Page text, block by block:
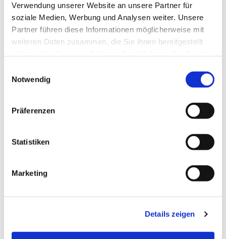
Verwendung unserer Website an unsere Partner für
soziale Medien, Werbung und Analysen weiter. Unsere
Partner führen diese Informationen möglicherweise mit
weiteren Daten zusammen, die Sie ihnen bereitgestellt
Notwendig
Präferenzen
Statistiken
Marketing
Details zeigen
Dies könnte Sie auch